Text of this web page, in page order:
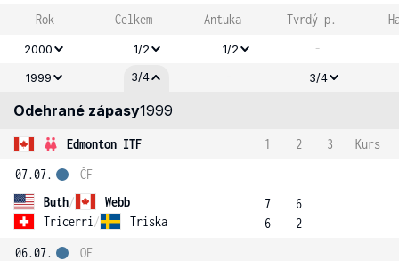
Rok Celkem Antuka Tvrdý p.
2000 1/2 1/2 -
1999 3/4 - 3/4
Odehrané zápasy1999
Edmonton ITF 1 2 3
Kurs
07.07.
Buth/
Webb
Tricerri / Triska
ČF
7
6
6
2
06.07.
OF